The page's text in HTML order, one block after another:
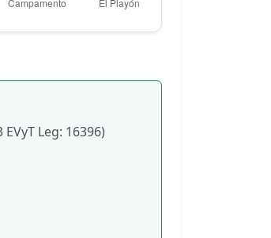
Leg: 16396)